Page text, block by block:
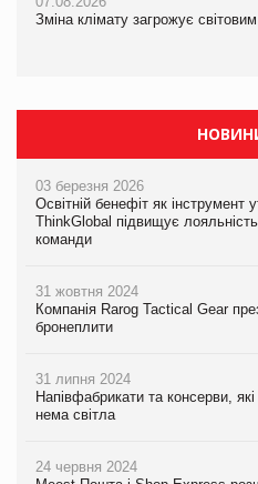
Зміна клімату загрожує
EVA.UA запустила кампанію
03 березня 2026
Освітній бенефіт як інструмент
ThinkGlobal підвищує
команди
31 жовтня 2024
Компанія Rarog Tactical Gear
бронеплити
31 липня 2024
Напівфабрикати та консерви,
нема світла
24 червня 2024